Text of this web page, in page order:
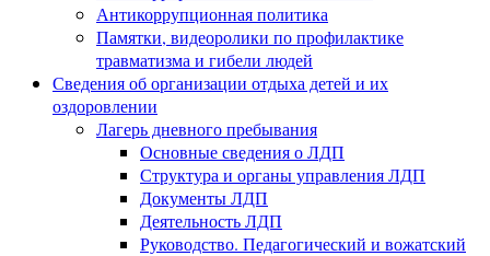
Антикоррупционная политика
Памятки, видеоролики по профилактике
травматизма и гибели людей
Сведения об организации отдыха детей и их
оздоровлении
Лагерь дневного пребывания
Основные сведения о ЛДП
Структура и органы управления ЛДП
Документы ЛДП
Деятельность ЛДП
Руководство. Педагогический и вожатский